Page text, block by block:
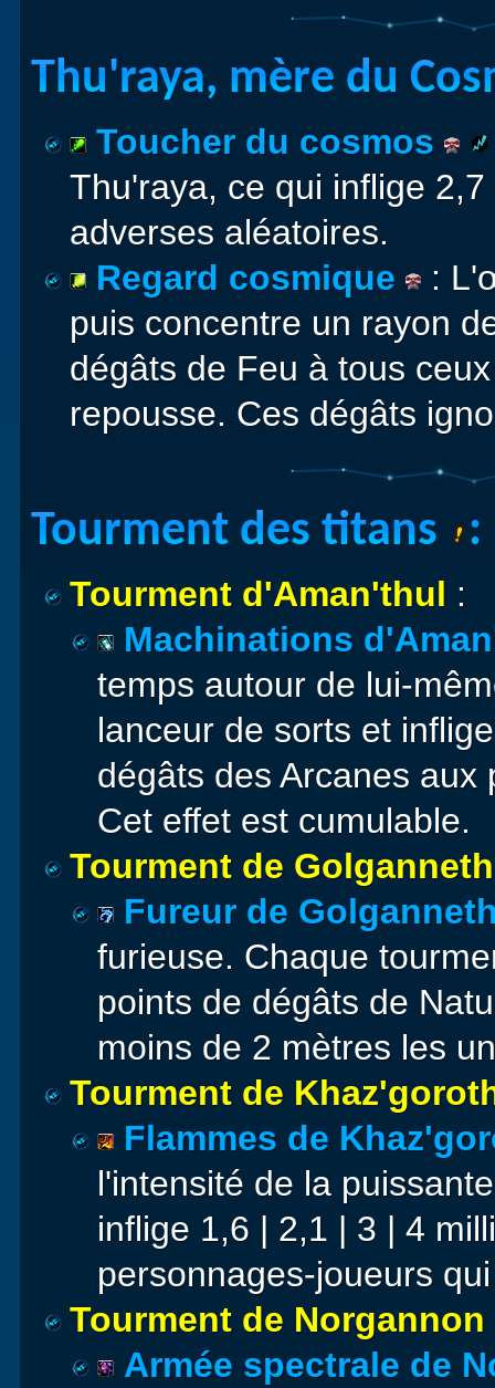
Thu'raya, mère du
Toucher du cosmos
Thu'raya, ce qui inflige
adverses aléatoires.
Regard cosmique
:
puis concentre un rayon
dégâts de Feu à tous
repousse. Ces dégâts
Tourment des titans :
Tourment d'Aman'thul :
Machinations
temps autour de lui-
lanceur de sorts et
dégâts des Arcanes
Cet effet est cumulable.
Tourment de Golganneth
Fureur de
furieuse. Chaque
points de dégâts de
moins de 2 mètres les
Tourment de
Flammes de
l'intensité de la
inflige 1,6 | 2,1 | 3 | 4
personnages-joueurs
Tourment de Norgannon
Armée spectrale de